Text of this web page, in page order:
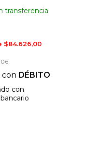
con DÉBITO
$84.626,00
con